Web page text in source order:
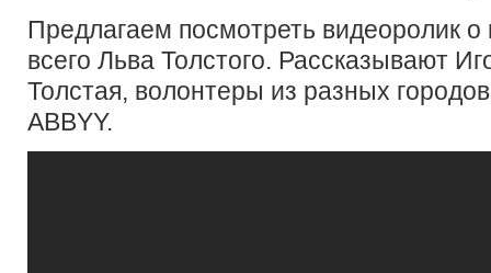
Предлагаем посмотреть видеоролик
всего Льва Толстого. Рассказывают
Толстая, волонтеры из разных
ABBYY.